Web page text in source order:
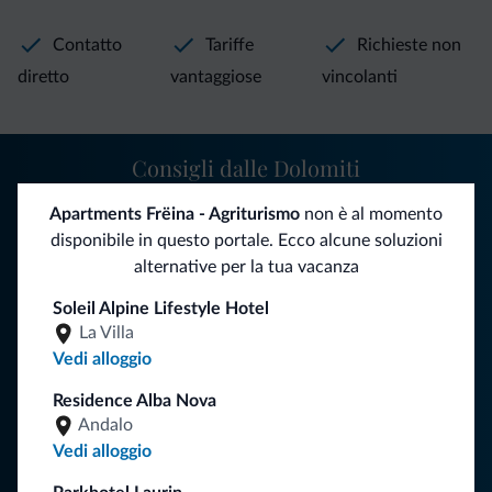
Apartments Frëina - Agriturismo non è al momento
disponibile in questo portale. Ecco alcune soluzioni
alternative per la tua vacanza
Soleil Alpine Lifestyle Hotel
La Villa
Vedi alloggio
Residence Alba Nova
Andalo
Vedi alloggio
Contatto
diretto
Tariffe
vantaggiose
Richieste non
vincolanti
Segui Dolomiti.it
Consigli dalle Dolomiti
Riceverai informazioni, offerte esclusive e news per la tua
vacanza nelle Dolomiti.